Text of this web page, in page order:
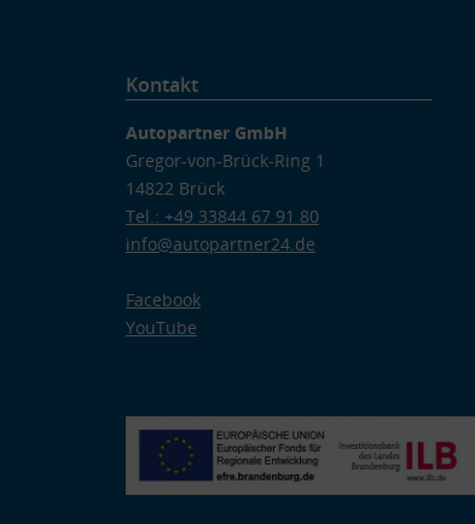
Kontakt
Autopartner GmbH
Gregor-von-Brück-Ring 1
14822 Brück
Tel.: +49 33844 67 91 80
info@autopartner24.de
Facebook
YouTube